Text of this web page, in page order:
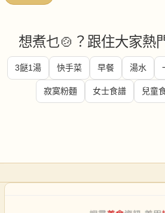
想煮乜🍲？跟住大家熱
3餸1湯 快手菜 早餐 湯水
寂寞粉麵 女士食譜 兒童